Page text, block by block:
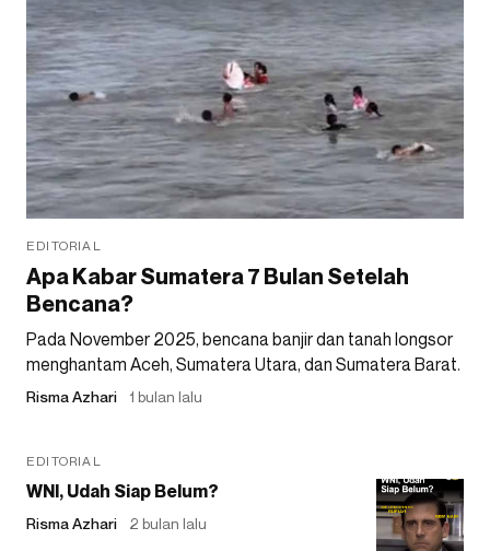
EDITORIAL
Apa Kabar Sumatera 7 Bulan Setelah
Bencana?
Pada November 2025, bencana banjir dan tanah longsor
menghantam Aceh, Sumatera Utara, dan Sumatera Barat.
Risma Azhari 1 bulan lalu
EDITORIAL
WNI, Udah Siap Belum?
Risma Azhari 2 bulan lalu